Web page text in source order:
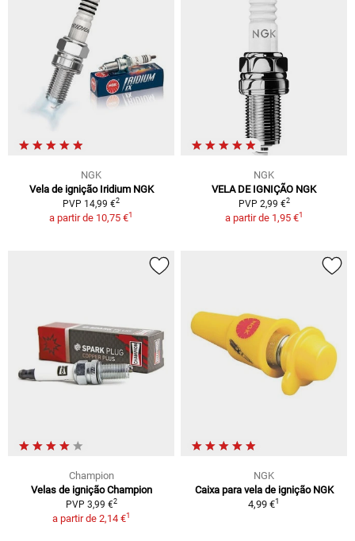
NGK
Vela de ignição Iridium NGK
PVP 14,99 €2
a partir de 10,75 €1
NGK
VELA DE IGNIÇÃO NGK
PVP 2,99 €2
a partir de 1,95 €1
Champion
Velas de ignição Champion
PVP 3,99 €2
a partir de 2,14 €1
NGK
Caixa para vela de ignição NGK
4,99 €1